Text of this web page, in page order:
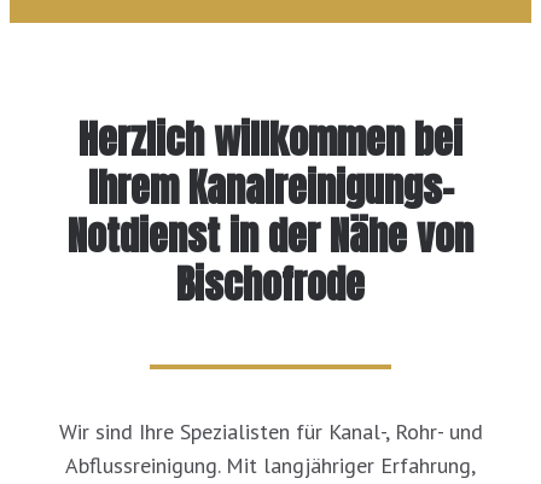
Herzlich willkommen bei
Ihrem Kanalreinigungs-
Notdienst in der Nähe von
Bischofrode
Wir sind Ihre Spezialisten für Kanal-, Rohr- und
Abflussreinigung. Mit langjähriger Erfahrung,